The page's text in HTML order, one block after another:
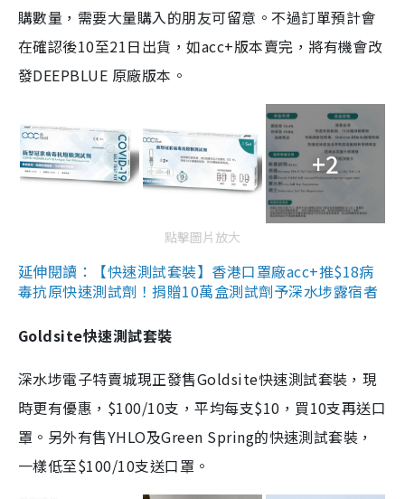
購數量，需要大量購入的朋友可留意。不過訂單預計會
在確認後10至21日出貨，如acc+版本賣完，將有機會改
發DEEPBLUE 原廠版本。
+2
點擊圖片放大
延伸閱讀：【快速測試套裝】香港口罩廠acc+推$18病
毒抗原快速測試劑！捐贈10萬盒測試劑予深水埗露宿者
Goldsite快速測試套裝
深水埗電子特賣城現正發售Goldsite快速測試套裝，現
時更有優惠，$100/10支，平均每支$10，買10支再送口
罩。另外有售YHLO及Green Spring的快速測試套裝，
一樣低至$100/10支送口罩。